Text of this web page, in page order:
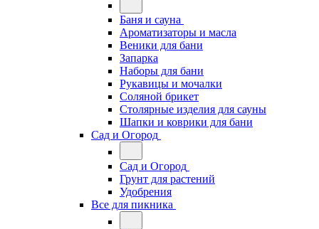
Баня и сауна
Ароматизаторы и масла
Веники для бани
Запарка
Наборы для бани
Рукавицы и мочалки
Соляной брикет
Столярные изделия для сауны
Шапки и коврики для бани
Сад и Огород
Сад и Огород
Грунт для растений
Удобрения
Все для пикника